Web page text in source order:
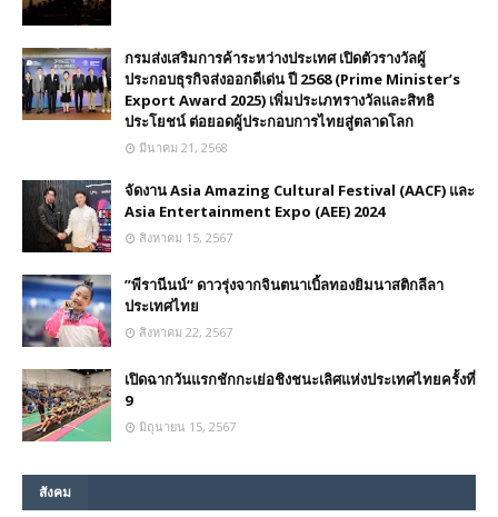
กรมส่งเสริมการค้าระหว่างประเทศ เปิดตัวรางวัลผู้
ประกอบธุรกิจส่งออกดีเด่น ปี 2568 (Prime Minister’s
Export Award 2025) เพิ่มประเภทรางวัลและสิทธิ
ประโยชน์ ต่อยอดผู้ประกอบการไทยสู่ตลาดโลก
มีนาคม 21, 2568
จัดงาน Asia Amazing Cultural Festival (AACF) และ
Asia Entertainment Expo (AEE) 2024
สิงหาคม 15, 2567
”พีรานีนน์“​ ดาวรุ่งจากจินตนาเบิ้ลทองยิมนาสติกลีลา
ประเทศไทย
สิงหาคม 22, 2567
เปิดฉากวันแรกชักกะเย่อชิงชนะเลิศแห่งประเทศไทยครั้งที่
9
มิถุนายน 15, 2567
สังคม